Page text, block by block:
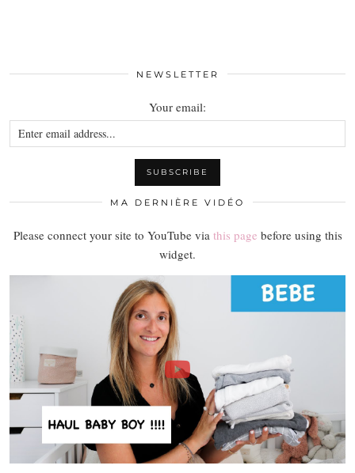
NEWSLETTER
Your email:
MA DERNIÈRE VIDÉO
Please connect your site to YouTube via this page before using this
widget.